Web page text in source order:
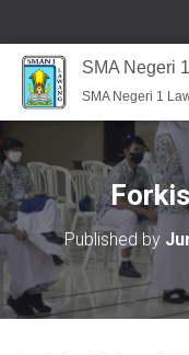
SMA Negeri
SMA Negeri 1
Published by